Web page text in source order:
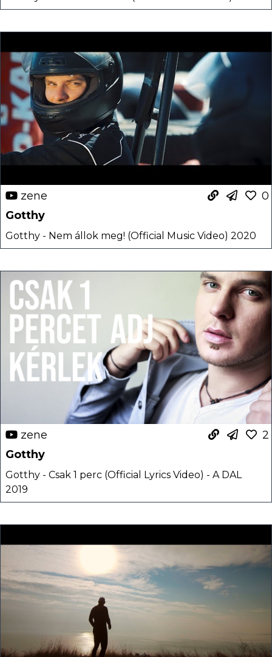
zene
0
Gotthy
Gotthy - Nem állok meg! (Official Music Video) 2020
zene
2
Gotthy
Gotthy - Csak 1 perc (Official Lyrics Video) - A DAL
2019